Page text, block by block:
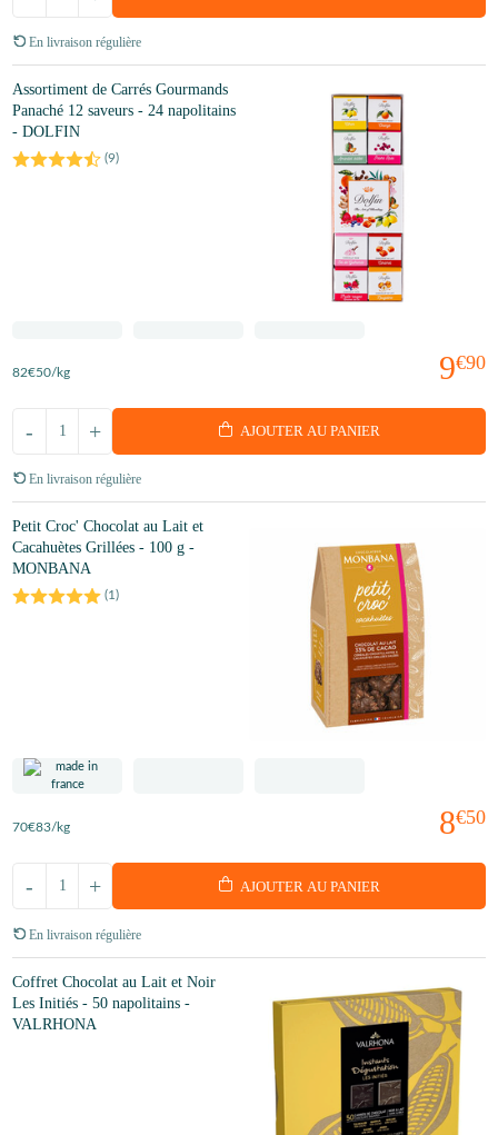
En livraison régulière
Assortiment de Carrés Gourmands
Panaché 12 saveurs - 24 napolitains
- DOLFIN
(9)
9€90
82€50/kg
+
- AJOUTER AU PANIER
En livraison régulière
Petit Croc' Chocolat au Lait et
Cacahuètes Grillées - 100 g -
MONBANA
(1 )
8€50
70€83/kg
+
- AJOUTER AU PANIER
En livraison régulière
Coffret Chocolat au Lait et Noir
Les Initiés - 50 napolitains -
VALRHONA